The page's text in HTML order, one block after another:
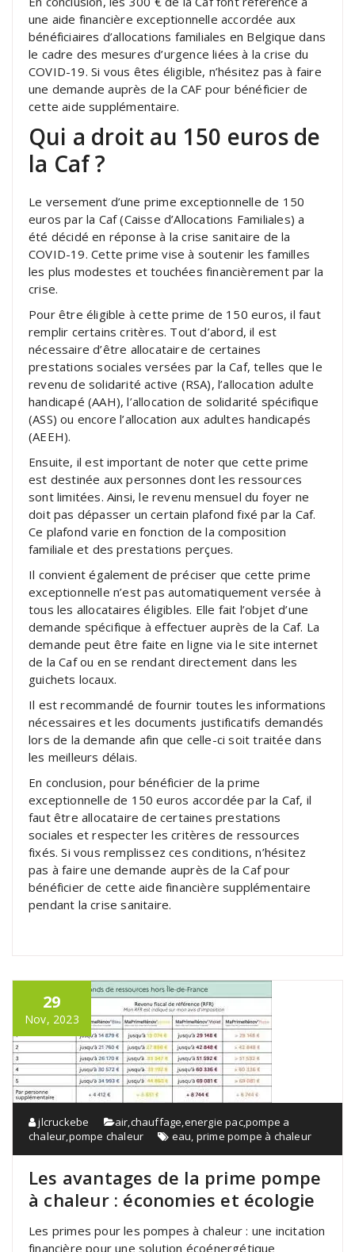
une aide financière exceptionnelle accordée aux
bénéficiaires d’allocations familiales en Belgique dans
le cadre des mesures d’urgence liées à la crise du
COVID-19. Si vous êtes éligible, n’hésitez pas à faire
une demande auprès de la CAF pour bénéficier de
cette aide supplémentaire.
Qui a droit au 150 euros de
la Caf ?
Le versement d’une prime exceptionnelle de 150
euros par la Caf (Caisse d’Allocations Familiales) a
été décidé en réponse à la crise sanitaire de la
COVID-19. Cette prime vise à soutenir les familles
les plus modestes et touchées financièrement par la
crise.
Pour être éligible à cette prime de 150 euros, il faut
remplir certains critères. Tout d’abord, il est
nécessaire d’être allocataire de certaines
prestations sociales versées par la Caf, telles que le
revenu de solidarité active (RSA), l’allocation adulte
handicapé (AAH), l’allocation de solidarité spécifique
(ASS) ou encore l’allocation aux adultes handicapés
(AEEH).
Ensuite, il est important de noter que cette prime
est destinée aux personnes dont les ressources
sont limitées. Ainsi, le revenu mensuel du foyer ne
doit pas dépasser un certain plafond fixé par la Caf.
Ce plafond varie en fonction de la composition
familiale et des prestations perçues.
Il convient également de préciser que cette prime
exceptionnelle n’est pas automatiquement versée à
tous les allocataires éligibles. Elle fait l’objet d’une
demande spécifique à effectuer auprès de la Caf. La
demande peut être faite en ligne via le site internet
de la Caf ou en se rendant directement dans les
guichets locaux.
Il est recommandé de fournir toutes les informations
nécessaires et les documents justificatifs demandés
lors de la demande afin que celle-ci soit traitée dans
les meilleurs délais.
En conclusion, pour bénéficier de la prime
exceptionnelle de 150 euros accordée par la Caf, il
faut être allocataire de certaines prestations
sociales et respecter les critères de ressources
fixés. Si vous remplissez ces conditions, n’hésitez
pas à faire une demande auprès de la Caf pour
bénéficier de cette aide financière supplémentaire
pendant la crise sanitaire.
29
Nov, 2023
jlcruckebe air chauffage energie pac,pompe a
chaleur pompe chaleur eau prime pompe à chaleur
Les avantages de la prime pompe
à chaleur : économies et écologie
Les primes pour les pompes à chaleur : une incitation
financière pour une solution écoénergétique